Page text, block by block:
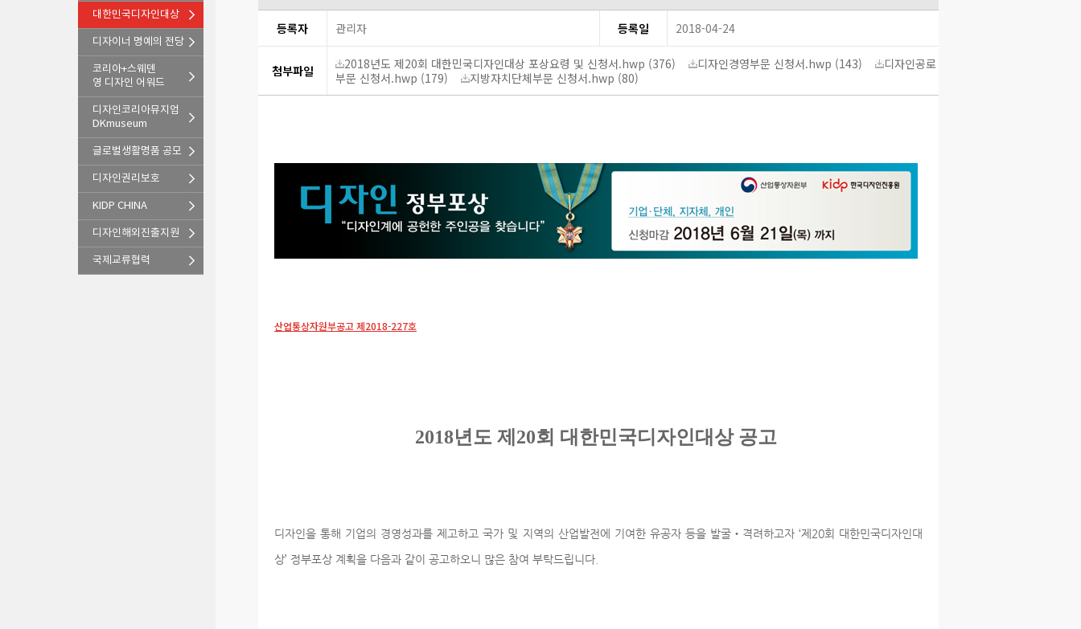
대한민국디자인대상
디자이너 명예의 전당
코리아+스웨덴
영 디자인 어워드
디자인코리아뮤지엄
DKmuseum
글로벌생활명품 공모
디자인권리보호
KIDP CHINA
디자인해외진출지원
국제교류협력
등록자 관리자 등록일 2018-04-24
첨부파일 2018년도 제20회 대한민국디자인대상 포상요령 및 신청서.hwp (376) 디자인경영부문 신청서.hwp (143)
디자인공로
부문 신청서.hwp (179)
지방자치단체부문 신청서.hwp (80)
산업통상자원부공고 제2018-227호
2018년도 제20회 대한민국디자인대상 공고
디자인을 통해 기업의 경영성과를 제고하고 국가 및 지역의 산업발전에 기여한 유공자 등을 발굴‧격려하고자 ‘제20회 대한민국디자인대
상’ 정부포상 계획을 다음과 같이 공고하오니 많은 참여 부탁드립니다.